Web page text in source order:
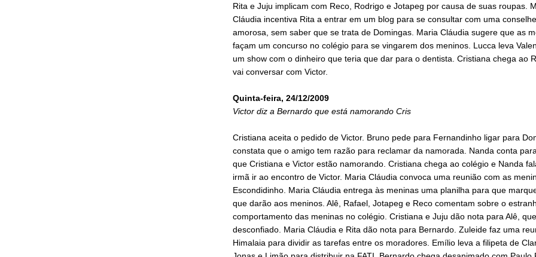
Rita e Juju implicam com Reco, Rodrigo e Jotapeg por causa de suas roupas.
Cláudia incentiva Rita a entrar em um blog para se consultar com uma
amorosa, sem saber que se trata de Domingas. Maria Cláudia sugere que as
façam um concurso no colégio para se vingarem dos meninos. Lucca leva
um show com o dinheiro que teria que dar para o dentista. Cristiana chega ao
vai conversar com Victor.
Quinta-feira, 24/12/2009
Victor diz a Bernardo que está namorando Cris
Cristiana aceita o pedido de Victor. Bruno pede para Fernandinho ligar para
constata que o amigo tem razão para reclamar da namorada. Nanda conta
que Cristiana e Victor estão namorando. Cristiana chega ao colégio e Nanda
irmã ir ao encontro de Victor. Maria Cláudia convoca uma reunião com as
Escondidinho. Maria Cláudia entrega às meninas uma planilha para que
que darão aos meninos. Alê, Rafael, Jotapeg e Reco comentam sobre o
comportamento das meninas no colégio. Cristiana e Juju dão nota para Alê,
desconfiado. Maria Cláudia e Rita dão nota para Bernardo. Zuleide faz uma
Himalaia para dividir as tarefas entre os moradores. Emílio leva a filipeta de